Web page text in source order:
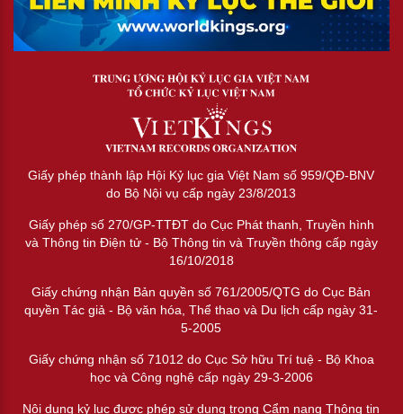
Giấy phép thành lập Hội Kỷ lục gia Việt Nam số 959/QĐ-BNV
do Bộ Nội vụ cấp ngày 23/8/2013
Giấy phép số 270/GP-TTĐT do Cục Phát thanh, Truyền hình
và Thông tin Điện tử - Bộ Thông tin và Truyền thông cấp ngày
16/10/2018
Giấy chứng nhận Bản quyền số 761/2005/QTG do Cục Bản
quyền Tác giả - Bộ văn hóa, Thể thao và Du lịch cấp ngày 31-
5-2005
Giấy chứng nhận số 71012 do Cục Sở hữu Trí tuệ - Bộ Khoa
học và Công nghệ cấp ngày 29-3-2006
Nội dung kỷ lục được phép sử dụng trong Cẩm nang Thông tin